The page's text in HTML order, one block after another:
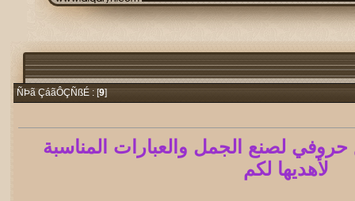
ÑÞã ÇáãÔÇÑßÉ : [
9]
لصنع الجمل والعبارات المناسبة
لأهديها لكم